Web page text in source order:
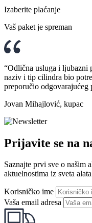
Izaberite plaćanje
Vaš paket je spreman
“Odlična usluga i ljubazni
naziv i tip cilindra bio
preporučio odgovarajućeg
Jovan Mihajlović, kupac
Prijavite se na
Saznajte prvi sve o našim
aktuelnostima iz sveta
Korisničko ime
Vaša email adresa